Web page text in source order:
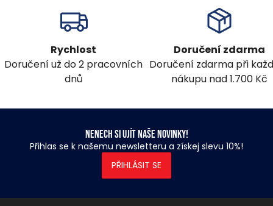
Rychlost
Doručení už do 2 pracovních
dnů
Doručení zdarma
Doručení zdarma při
nákupu nad 1.700 Kč
Nenech si ujít naše novinky!
Přihlas se k našemu newsletteru a získej slevu 10%!
PŘIHLÁSIT SE